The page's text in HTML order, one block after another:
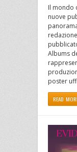
Il mondo
nuove
Albums
poster
READ